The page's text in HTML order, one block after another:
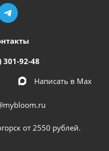
301-92-48
Написать в Мах
от 2550 рублей.